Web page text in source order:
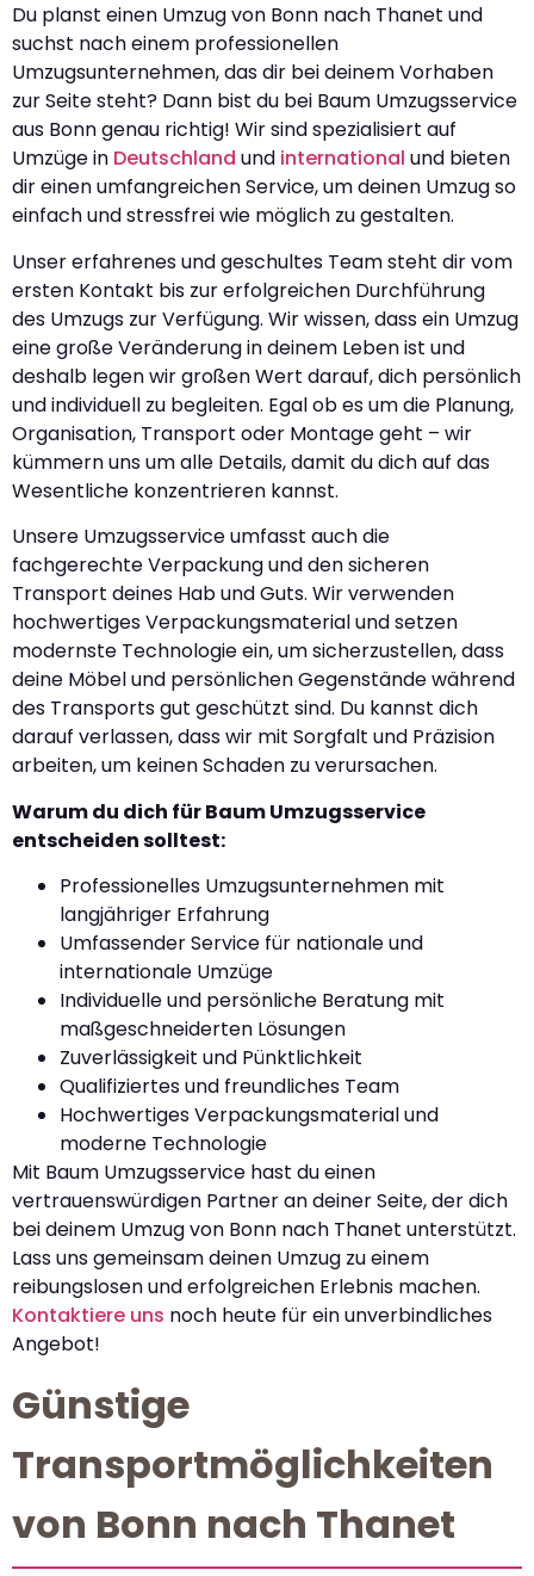
Du planst einen Umzug von Bonn nach Thanet und
suchst nach einem professionellen
Umzugsunternehmen, das dir bei deinem Vorhaben
zur Seite steht? Dann bist du bei Baum Umzugsservice
aus Bonn genau richtig! Wir sind spezialisiert auf
Umzüge in Deutschland und international und bieten
dir einen umfangreichen Service, um deinen Umzug so
einfach und stressfrei wie möglich zu gestalten.
Unser erfahrenes und geschultes Team steht dir vom
ersten Kontakt bis zur erfolgreichen Durchführung
des Umzugs zur Verfügung. Wir wissen, dass ein Umzug
eine große Veränderung in deinem Leben ist und
deshalb legen wir großen Wert darauf, dich persönlich
und individuell zu begleiten. Egal ob es um die Planung,
Organisation, Transport oder Montage geht – wir
kümmern uns um alle Details, damit du dich auf das
Wesentliche konzentrieren kannst.
Unsere Umzugsservice umfasst auch die
fachgerechte Verpackung und den sicheren
Transport deines Hab und Guts. Wir verwenden
hochwertiges Verpackungsmaterial und setzen
modernste Technologie ein, um sicherzustellen, dass
deine Möbel und persönlichen Gegenstände während
des Transports gut geschützt sind. Du kannst dich
darauf verlassen, dass wir mit Sorgfalt und Präzision
arbeiten, um keinen Schaden zu verursachen.
Warum du dich für Baum Umzugsservice
entscheiden solltest:
Professionelles Umzugsunternehmen mit
langjähriger Erfahrung
Umfassender Service für nationale und
internationale Umzüge
Individuelle und persönliche Beratung mit
maßgeschneiderten Lösungen
Zuverlässigkeit und Pünktlichkeit
Qualifiziertes und freundliches Team
Hochwertiges Verpackungsmaterial und
moderne Technologie
Mit Baum Umzugsservice hast du einen
vertrauenswürdigen Partner an deiner Seite, der dich
bei deinem Umzug von Bonn nach Thanet unterstützt.
Lass uns gemeinsam deinen Umzug zu einem
reibungslosen und erfolgreichen Erlebnis machen.
Kontaktiere uns noch heute für ein unverbindliches
Angebot!
Günstige
Transportmöglichkeiten
von Bonn nach Thanet